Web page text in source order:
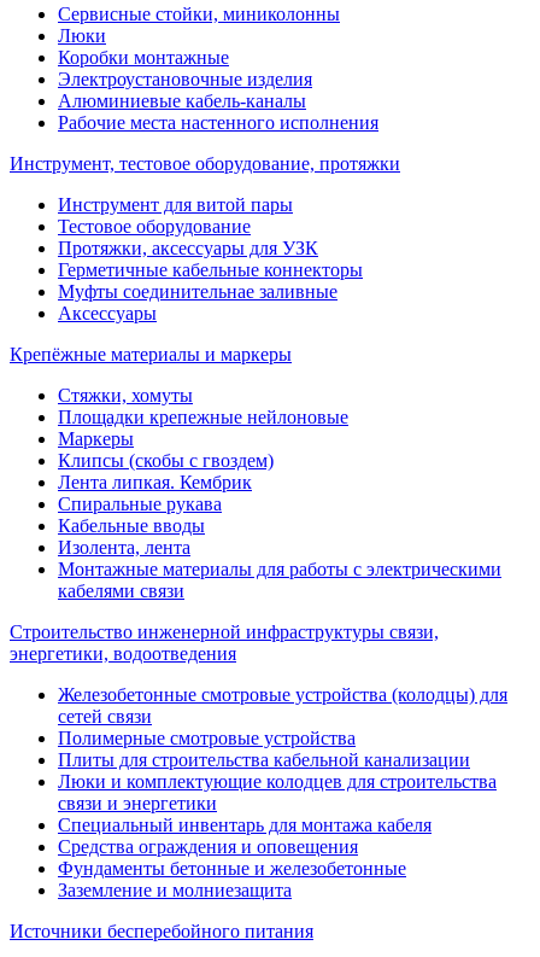
Сервисные стойки, миниколонны
Люки
Коробки монтажные
Электроустановочные изделия
Алюминиевые кабель-каналы
Рабочие места настенного исполнения
Инструмент, тестовое оборудование, протяжки
Инструмент для витой пары
Тестовое оборудование
Протяжки, аксессуары для УЗК
Герметичные кабельные коннекторы
Муфты соединительнае заливные
Аксессуары
Крепёжные материалы и маркеры
Стяжки, хомуты
Площадки крепежные нейлоновые
Маркеры
Клипсы (скобы с гвоздем)
Лента липкая. Кембрик
Спиральные рукава
Кабельные вводы
Изолента, лента
Монтажные материалы для работы с электрическими
кабелями связи
Строительство инженерной инфраструктуры связи,
энергетики, водоотведения
Железобетонные смотровые устройства (колодцы) для
сетей связи
Полимерные смотровые устройства
Плиты для строительства кабельной канализации
Люки и комплектующие колодцев для строительства
связи и энергетики
Специальный инвентарь для монтажа кабеля
Средства ограждения и оповещения
Фундаменты бетонные и железобетонные
Заземление и молниезащита
Источники бесперебойного питания